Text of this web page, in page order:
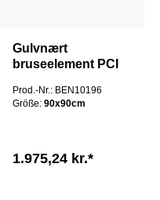
Gulvnært
bruseelement PCI
barrierefrit og
kørestolsvenligt
Prod.-Nr.: BEN10196
Größe: 90x90cm
1.975,24 kr.*